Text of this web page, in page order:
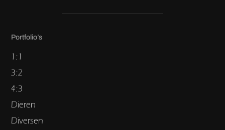
Portfolio’s
1:1
3:2
4:3
Dieren
Diversen